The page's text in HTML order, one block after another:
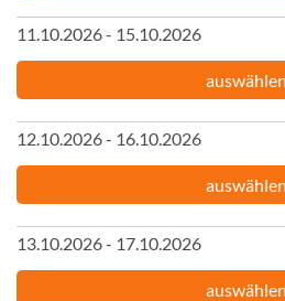
11.10.2026 - 15.10.2026
auswählen
12.10.2026 - 16.10.2026
auswählen
13.10.2026 - 17.10.2026
auswählen